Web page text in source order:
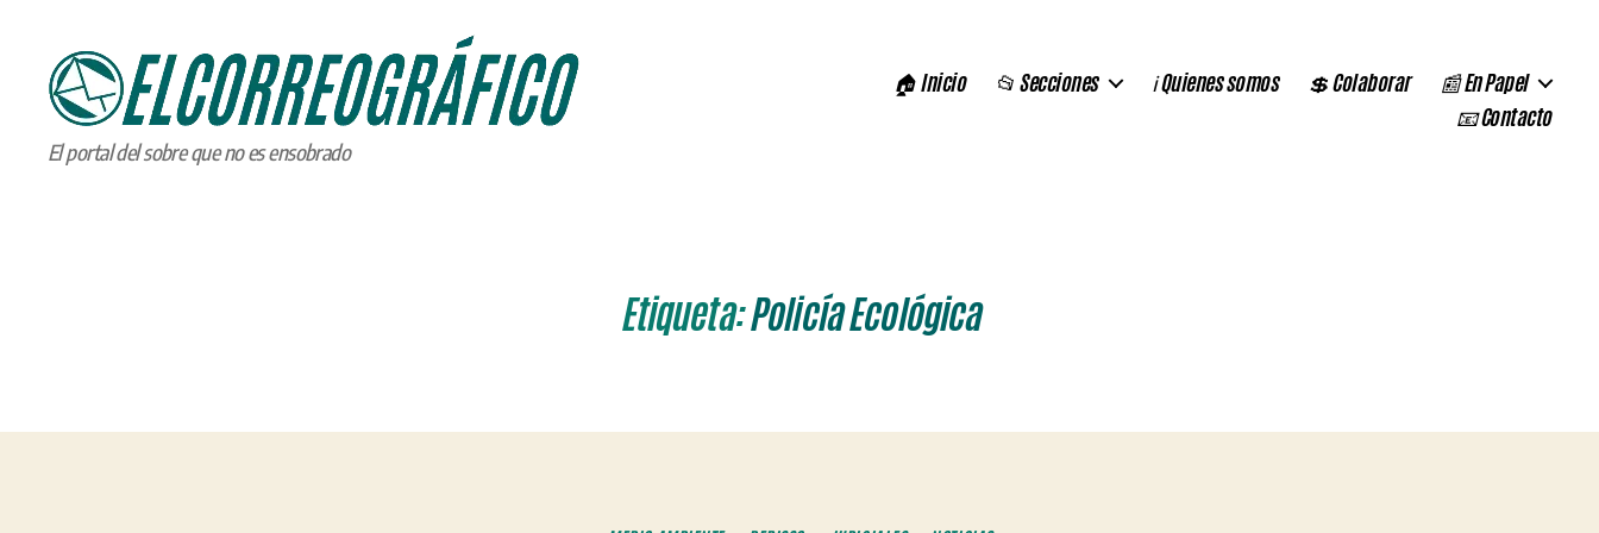
ELCORREOGRÁFICO
El portal del sobre que no es ensobrado
🏠 Inicio 📂 Secciones ℹ️ Quienes somos 💲 Colaborar
📰 En Papel
📧 Contacto
Etiqueta:Policía Ecológica
Categorías